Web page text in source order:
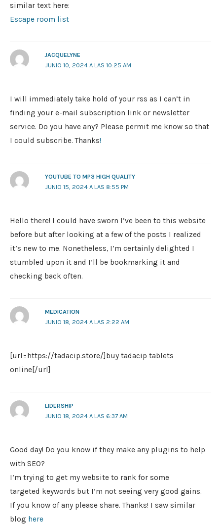
similar text here:
Escape room list
JACQUELYNE
JUNIO 10, 2024 A LAS 10:25 AM
I will immediately take hold of your rss as I can’t in
finding your e-mail subscription link or newsletter
service. Do you have any? Please permit me know so that
I could subscribe. Thanks!
YOUTUBE TO MP3 HIGH QUALITY
JUNIO 15, 2024 A LAS 8:55 PM
Hello there! I could have sworn I’ve been to this website
before but after looking at a few of the posts I realized
it’s new to me. Nonetheless, I’m certainly delighted I
stumbled upon it and I’ll be bookmarking it and
checking back often.
MEDICATION
JUNIO 18, 2024 A LAS 2:22 AM
[url=https://tadacip.store/]buy tadacip tablets
online[/url]
LIDERSHIP
JUNIO 18, 2024 A LAS 6:37 AM
Good day! Do you know if they make any plugins to help
with SEO?
I’m trying to get my website to rank for some
targeted keywords but I’m not seeing very good gains.
If you know of any please share. Thanks! I saw similar
blog here